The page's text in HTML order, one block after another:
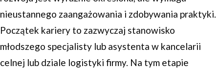
nieustannego zaangażowania i zdobywania praktyki.
Początek kariery to zazwyczaj stanowisko
młodszego specjalisty lub asystenta w kancelarii
celnej lub dziale logistyki firmy. Na tym etapie